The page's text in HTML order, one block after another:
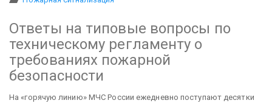
Ответы на типовые вопросы по
техническому регламенту о
требованиях пожарной
безопасности
На «горячую линию» МЧС России ежедневно поступают десятки